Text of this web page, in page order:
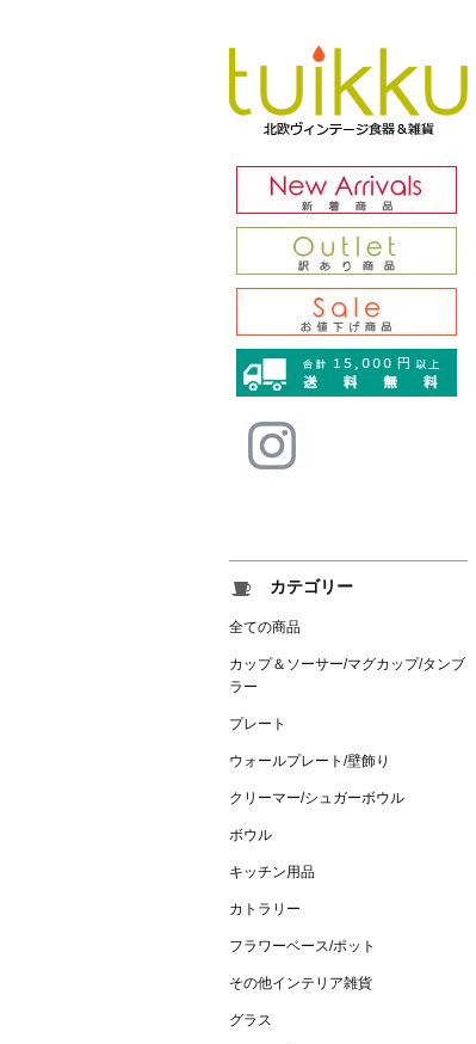
カテゴリー
全ての商品
カップ＆ソーサー/マグカップ/タンブ
ラー
プレート
ウォールプレート/壁飾り
クリーマー/シュガーボウル
ボウル
キッチン用品
カトラリー
フラワーベース/ポット
その他インテリア雑貨
グラス